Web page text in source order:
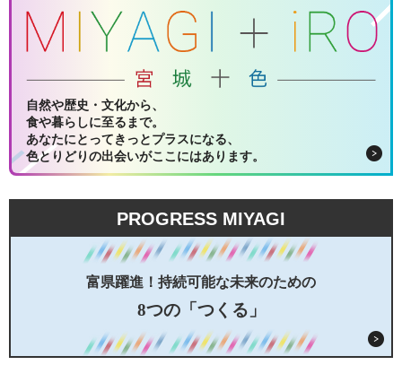
自然や歴史・文化から、
食や暮らしに至るまで。
あなたにとってきっとプラスになる、
色とりどりの出会いがここにはあります。
PROGRESS MIYAGI
富県躍進！持続可能な未来のための
8つの「つくる」